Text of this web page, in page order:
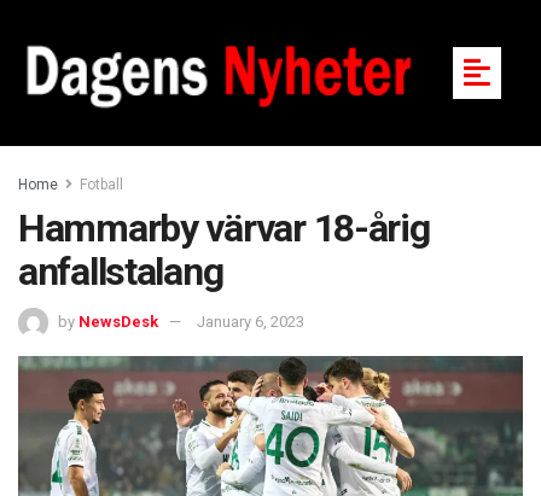
Home Fotball
Hammarby värvar 18-årig
anfallstalang
by NewsDesk January 6, 2023